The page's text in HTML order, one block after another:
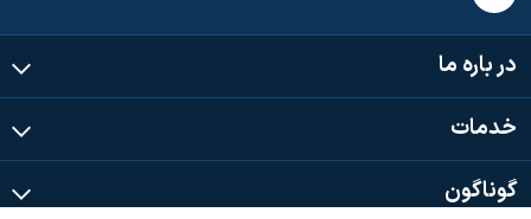
در باره ما
خدمات
گوناگون